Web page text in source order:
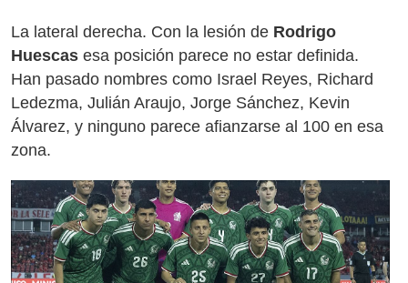
La lateral derecha. Con la lesión de Rodrigo
Huescas esa posición parece no estar definida.
Han pasado nombres como Israel Reyes, Richard
Ledezma, Julián Araujo, Jorge Sánchez, Kevin
Álvarez, y ninguno parece afianzarse al 100 en esa
zona.